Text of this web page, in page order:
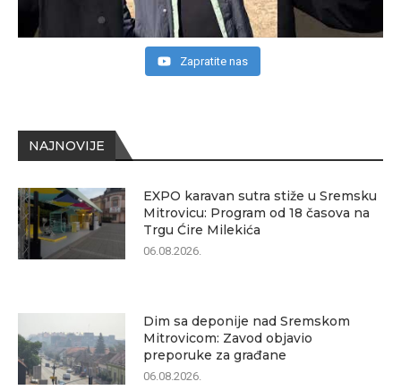
NAJNOVIJE
EXPO karavan sutra stiže u Sremsku
Mitrovicu: Program od 18 časova na
Trgu Ćire Milekića
06.08.2026.
Dim sa deponije nad Sremskom
Mitrovicom: Zavod objavio
preporuke za građane
06.08.2026.
Zapratite nas